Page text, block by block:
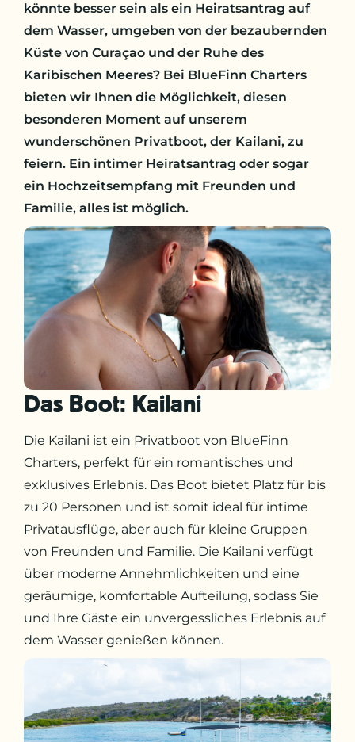
könnte besser sein als ein Heiratsantrag auf
dem Wasser, umgeben von der bezaubernden
Küste von Curaçao und der Ruhe des
Karibischen Meeres? Bei BlueFinn Charters
bieten wir Ihnen die Möglichkeit, diesen
besonderen Moment auf unserem
wunderschönen Privatboot, der Kailani, zu
feiern. Ein intimer Heiratsantrag oder sogar
ein Hochzeitsempfang mit Freunden und
Familie, alles ist möglich.
Das Boot: Kailani
Die Kailani ist ein Privatboot von BlueFinn
Charters, perfekt für ein romantisches und
exklusives Erlebnis. Das Boot bietet Platz für bis
zu 20 Personen und ist somit ideal für intime
Privatausflüge, aber auch für kleine Gruppen
von Freunden und Familie. Die Kailani verfügt
über moderne Annehmlichkeiten und eine
geräumige, komfortable Aufteilung, sodass Sie
und Ihre Gäste ein unvergessliches Erlebnis auf
dem Wasser genießen können.